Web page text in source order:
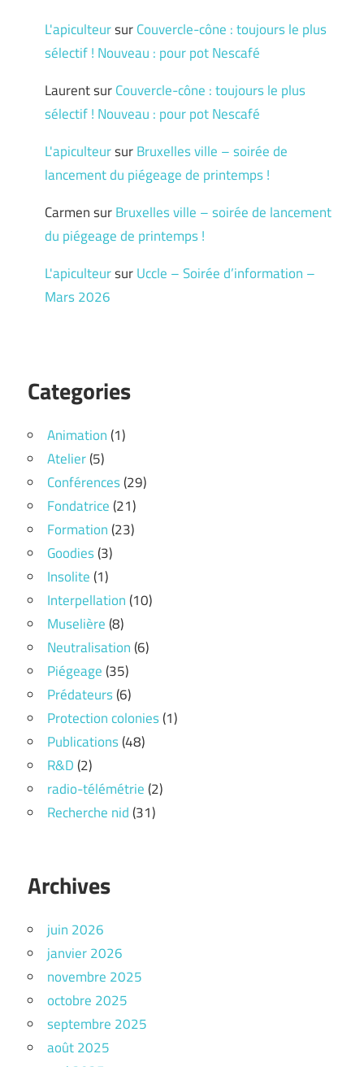
L'apiculteursurCouvercle-cône : toujours le plus
sélectif ! Nouveau : pour pot Nescafé
LaurentsurCouvercle-cône : toujours le plus
sélectif ! Nouveau : pour pot Nescafé
L'apiculteursurBruxelles ville – soirée de
lancement du piégeage de printemps !
CarmensurBruxelles ville – soirée de lancement
du piégeage de printemps !
L'apiculteursurUccle – Soirée d’information –
Mars 2026
Categories
Animation(1)
Atelier(5)
Conférences(29)
Fondatrice(21)
Formation(23)
Goodies(3)
Insolite(1)
Interpellation(10)
Muselière(8)
Neutralisation(6)
Piégeage(35)
Prédateurs(6)
Protection colonies(1)
Publications(48)
R&D(2)
radio-télémétrie(2)
Recherche nid(31)
Archives
juin 2026
janvier 2026
novembre 2025
octobre 2025
septembre 2025
août 2025